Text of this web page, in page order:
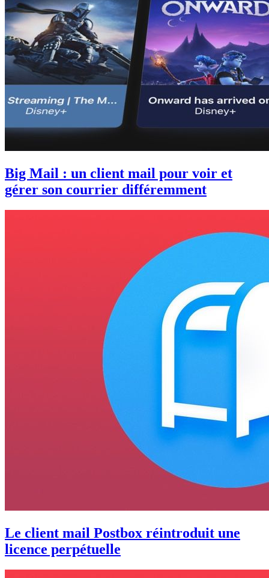
Big Mail : un client mail pour voir et
gérer son courrier différemment
Le client mail Postbox réintroduit une
licence perpétuelle